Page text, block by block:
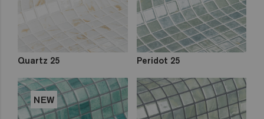
Quartz 25 Peridot 25
NEW